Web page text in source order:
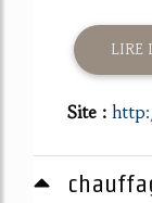
LIRE
Site :